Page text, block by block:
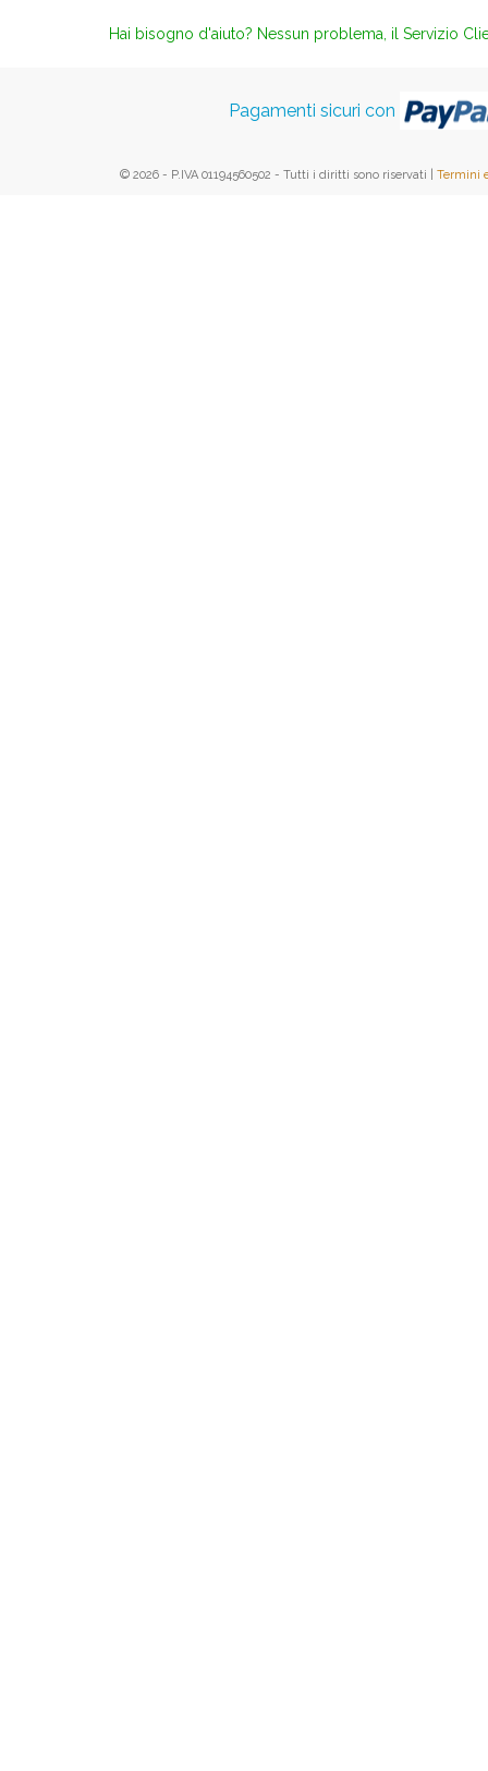
Hai bisogno d'aiuto? Nessun problema, il Servizio
Pagamenti sicuri con
© 2026 - P.IVA 01194560502 - Tutti i diritti sono riservati | Termini